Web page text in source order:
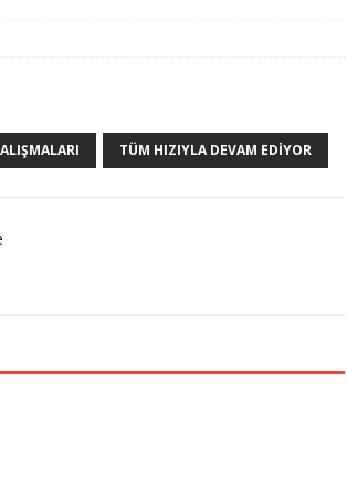
TÜM HIZIYLA DEVAM EDIYOR